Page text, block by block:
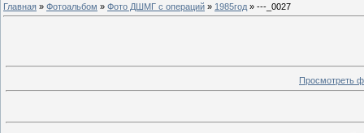
Главная » Фотоальбом » Фото ДШМГ с операций » 1985год » ---_0027
Просмотреть